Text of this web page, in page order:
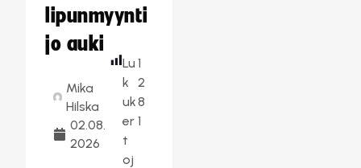
lipunmyynti
jo auki
Mika
Hilska
02.08.
2026
Lu
k
uk
er
t
oj
1
2
8
1